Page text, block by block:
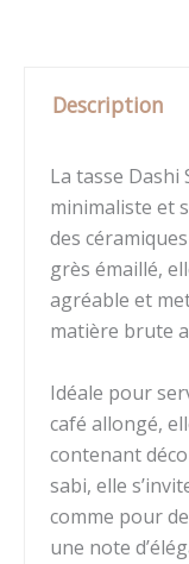
Description
La tasse Dashi
minimaliste et
des
grès émaillé,
agréable et
matière brute
Idéale pour
café allongé,
contenant
sabi, elle
comme pour
une note